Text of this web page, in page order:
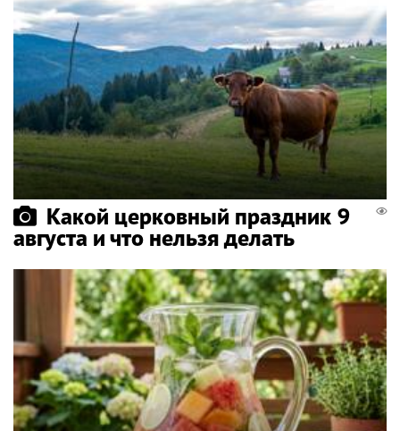
Какой церковный праздник 9
августа и что нельзя делать